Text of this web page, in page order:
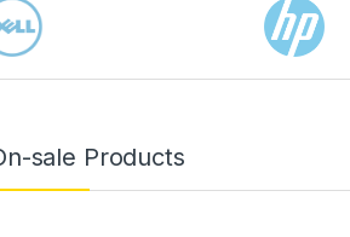
sale Products